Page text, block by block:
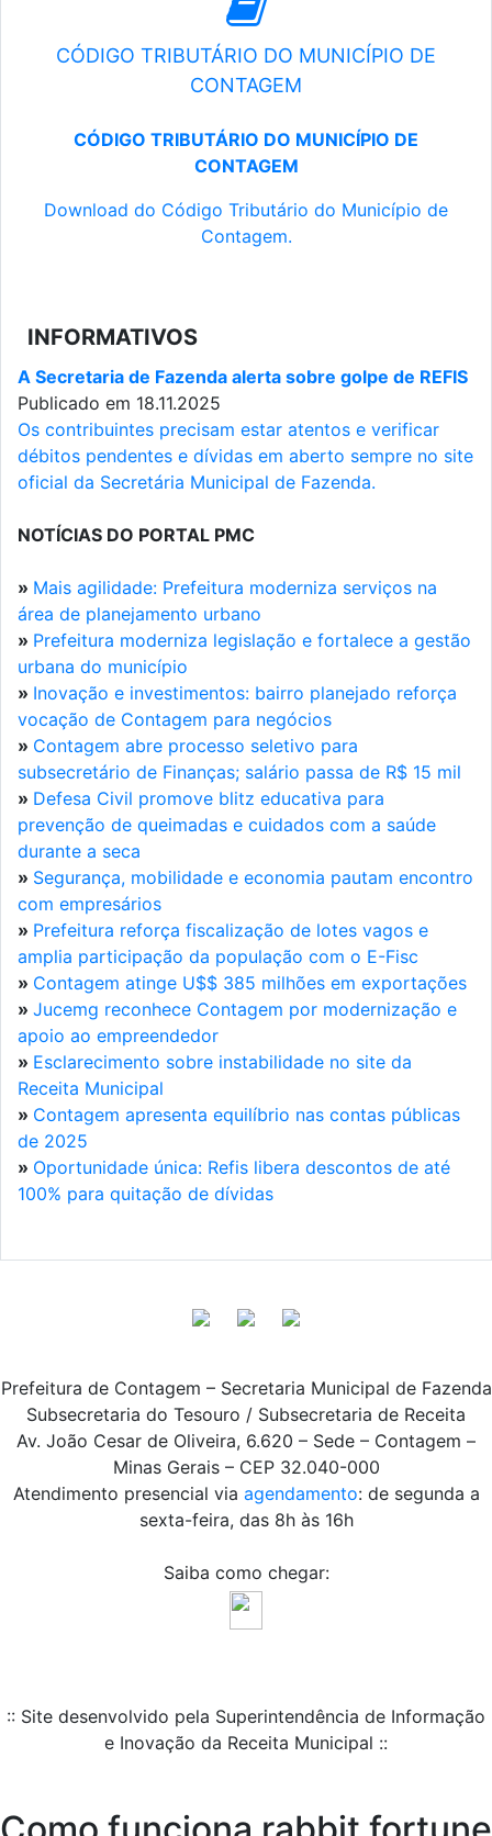
CÓDIGO TRIBUTÁRIO DO MUNICÍPIO DE
CONTAGEM
CÓDIGO TRIBUTÁRIO DO MUNICÍPIO DE
CONTAGEM
Download do Código Tributário do Município de
Contagem.
INFORMATIVOS
A Secretaria de Fazenda alerta sobre golpe de REFIS
Publicado em 18.11.2025
Os contribuintes precisam estar atentos e verificar
débitos pendentes e dívidas em aberto sempre no site
oficial da Secretária Municipal de Fazenda.
NOTÍCIAS DO PORTAL PMC
» Mais agilidade: Prefeitura moderniza serviços na
área de planejamento urbano
» Prefeitura moderniza legislação e fortalece a gestão
urbana do município
» Inovação e investimentos: bairro planejado reforça
vocação de Contagem para negócios
» Contagem abre processo seletivo para
subsecretário de Finanças; salário passa de R$ 15 mil
» Defesa Civil promove blitz educativa para
prevenção de queimadas e cuidados com a saúde
durante a seca
» Segurança, mobilidade e economia pautam encontro
com empresários
» Prefeitura reforça fiscalização de lotes vagos e
amplia participação da população com o E-Fisc
» Contagem atinge U$$ 385 milhões em exportações
» Jucemg reconhece Contagem por modernização e
apoio ao empreendedor
» Esclarecimento sobre instabilidade no site da
Receita Municipal
» Contagem apresenta equilíbrio nas contas públicas
de 2025
» Oportunidade única: Refis libera descontos de até
100% para quitação de dívidas
Prefeitura de Contagem – Secretaria Municipal de Fazenda
Subsecretaria do Tesouro / Subsecretaria de Receita
Av. João Cesar de Oliveira, 6.620 – Sede – Contagem –
Minas Gerais – CEP 32.040-000
Atendimento presencial via agendamento: de segunda a
sexta-feira, das 8h às 16h
Saiba como chegar:
:: Site desenvolvido pela Superintendência de Informação
e Inovação da Receita Municipal ::